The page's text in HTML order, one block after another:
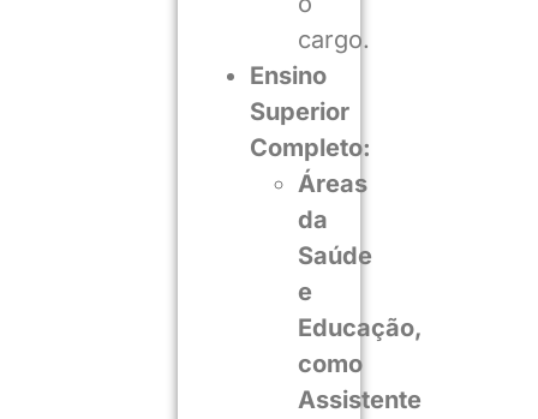
cargo.
Ensino
Superior
Completo:
Áreas
da
Saúde
e
Educação,
como
Assistente